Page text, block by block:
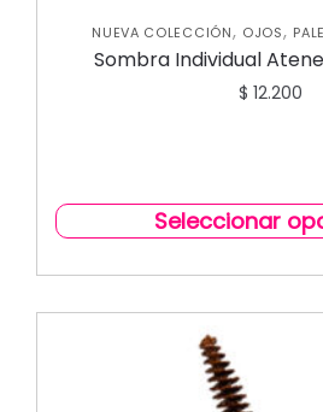
NUEVA COLECCIÓN, OJOS,
Sombra Individual
$ 12.200
Seleccionar